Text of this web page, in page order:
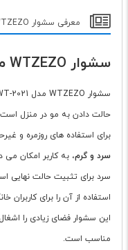
معرفی سشوار WTZEZO مدل WT-2021
سشوار WTZEZO مدل WT-2021
حالت دادن به مو در منزل
برای استفاده های روزمره و
سرد و گرم، به کاربر امکان
سرد برای تثبیت حالت نهایی
این سشوار فضای زیادی را
مناسب است.